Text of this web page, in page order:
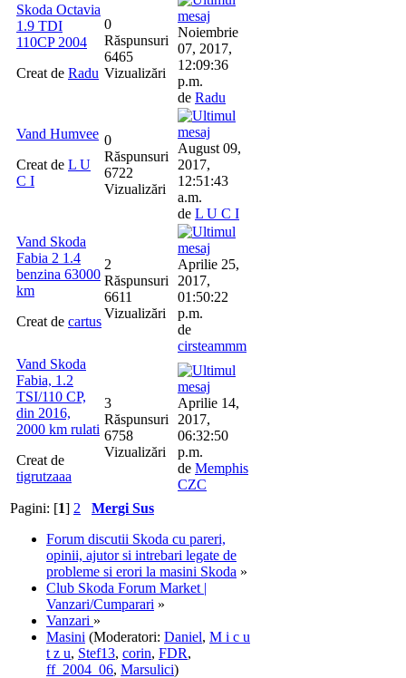
Skoda Octavia
1.9 TDI
110CP 2004
Creat de Radu
0
Răspunsuri
6465
Vizualizări
Noiembrie
07, 2017,
12:09:36
p.m.
de Radu
Vand Humvee
Creat de L U
C I
0
Răspunsuri
6722
Vizualizări
August 09,
2017,
12:51:43
a.m.
de L U C I
Vand Skoda
Fabia 2 1.4
benzina 63000
km
Creat de cartus
2
Răspunsuri
6611
Vizualizări
Aprilie 25,
2017,
01:50:22
p.m.
de
cirsteammm
Vand Skoda
Fabia, 1.2
TSI/110 CP,
din 2016,
2000 km rulati
Creat de
tigrutzaaa
3
Răspunsuri
6758
Vizualizări
Aprilie 14,
2017,
06:32:50
p.m.
de Memphis
CZC
Pagini: [1] 2
Mergi Sus
Forum discutii Skoda cu pareri,
opinii, ajutor si intrebari legate de
probleme si erori la masini Skoda »
Club Skoda Forum Market |
Vanzari/Cumparari »
Vanzari »
Masini (Moderatori: Daniel, M i c u
t z u, Stef13, corin, FDR,
ff_2004_06, Marsulici)